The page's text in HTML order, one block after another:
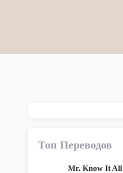
Топ Переводов
Mr. Know It All